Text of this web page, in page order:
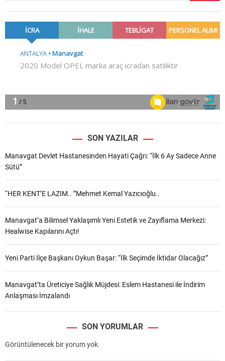
SON YAZILAR
Manavgat Devlet Hastanesinden Hayati Çağrı: “İlk 6 Ay Sadece Anne
Sütü”
“HER KENT’E LAZIM.. ”Mehmet Kemal Yazıcıoğlu..
Manavgat’a Bilimsel Yaklaşımlı Yeni Estetik ve Zayıflama Merkezi:
Healwise Kapılarını Açtı!
Yeni Parti İlçe Başkanı Oykun Başar: “İlk Seçimde İktidar Olacağız”
Manavgat’ta Üreticiye Sağlık Müjdesi: Eslem Hastanesi ile İndirim
Anlaşması İmzalandı
SON YORUMLAR
Görüntülenecek bir yorum yok.